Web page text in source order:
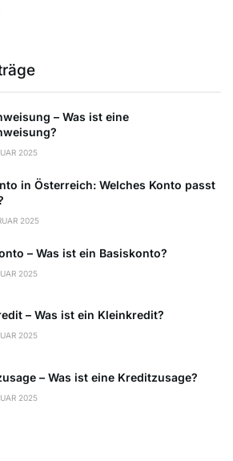
– Was ist eine
2025
in Österreich: Welches Konto passt
2025
– Was ist ein Basiskonto?
2025
– Was ist ein Kleinkredit?
2025
– Was ist eine Kreditzusage?
2025